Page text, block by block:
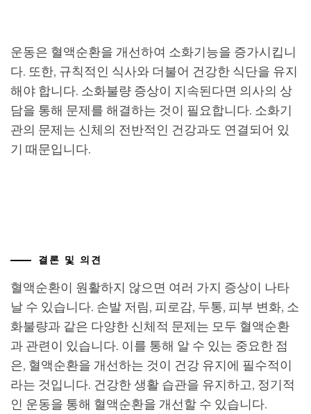
운동은 혈액순환을 개선하여 소화기능을 증가시킵니
다. 또한, 규칙적인 식사와 더불어 건강한 식단을 유지
해야 합니다. 소화불량 증상이 지속된다면 의사의 상
담을 통해 문제를 해결하는 것이 필요합니다. 소화기
관의 문제는 신체의 전반적인 건강과도 연결되어 있
기 때문입니다.
결론 및 의견
혈액순환이 원활하지 않으면 여러 가지 증상이 나타
날 수 있습니다. 손발 저림, 피로감, 두통, 피부 변화, 소
화불량과 같은 다양한 신체적 문제는 모두 혈액순환
과 관련이 있습니다. 이를 통해 알 수 있는 중요한 점
은, 혈액순환을 개선하는 것이 건강 유지에 필수적이
라는 것입니다. 건강한 생활 습관을 유지하고, 정기적
인 운동을 통해 혈액순환을 개선할 수 있습니다.